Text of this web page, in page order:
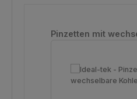
Produktgalerie
Pinzetten mit